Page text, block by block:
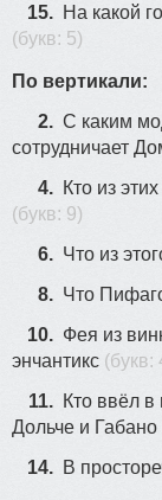
15. На какой
(букв: 5)
По вертикали:
2. С каким
сотрудничает
4. Кто из
(букв: 9)
6. Что из
8. Что
10. Фея из
энчантикс (букв:
11. Кто ввёл
Дольче и Габано
14. В